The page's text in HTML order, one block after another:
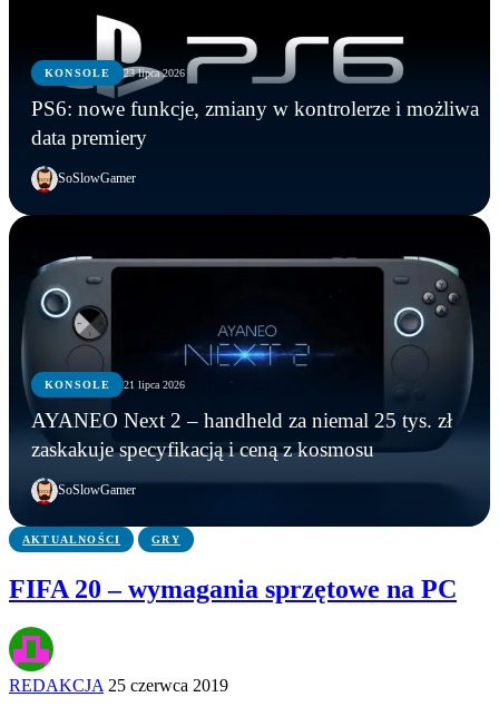
KONSOLE 23 lipca 2026
PS6: nowe funkcje, zmiany w kontrolerze i możliwa
data premiery
SoSlowGamer
KONSOLE 21 lipca 2026
AYANEO Next 2 – handheld za niemal 25 tys. zł
zaskakuje specyfikacją i ceną z kosmosu
SoSlowGamer
KONSOLE
Marvel’s Wolverine z mikrotransakcjami? Tak
wynika z oceny ESRB
KONSOLE
PS6: nowe funkcje, zmiany w kontrolerze i
możliwa data premiery
KONSOLE
AYANEO Next 2 – handheld za niemal 25 tys. zł
zaskakuje specyfikacją i ceną z kosmosu
AKTUALNOŚCI GRY
FIFA 20 – wymagania sprzętowe na PC
REDAKCJA 25 czerwca 2019